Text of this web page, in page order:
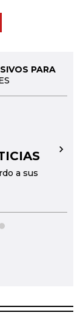
PARA
a sus
→